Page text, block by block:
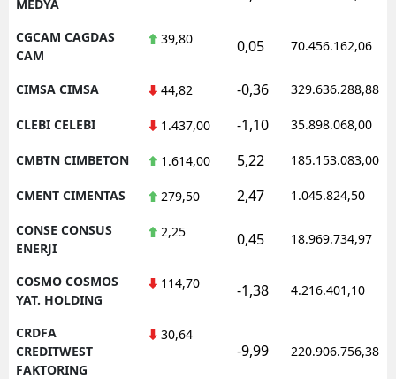
MEDYA
CGCAM CAGDAS
CAM
39,80 0,05 70.456.162,06
CIMSA CIMSA 44,82 -0,36 329.636.288,88
CLEBI CELEBI 1.437,00 -1,10 35.898.068,00
CMBTN CIMBETON 1.614,00 5,22 185.153.083,00
CMENT CIMENTAS 279,50 2,47 1.045.824,50
CONSE CONSUS
ENERJI
2,25 0,45 18.969.734,97
COSMO COSMOS
YAT. HOLDING
114,70 -1,38 4.216.401,10
CRDFA
CREDITWEST
FAKTORING
30,64
-9,99 220.906.756,38